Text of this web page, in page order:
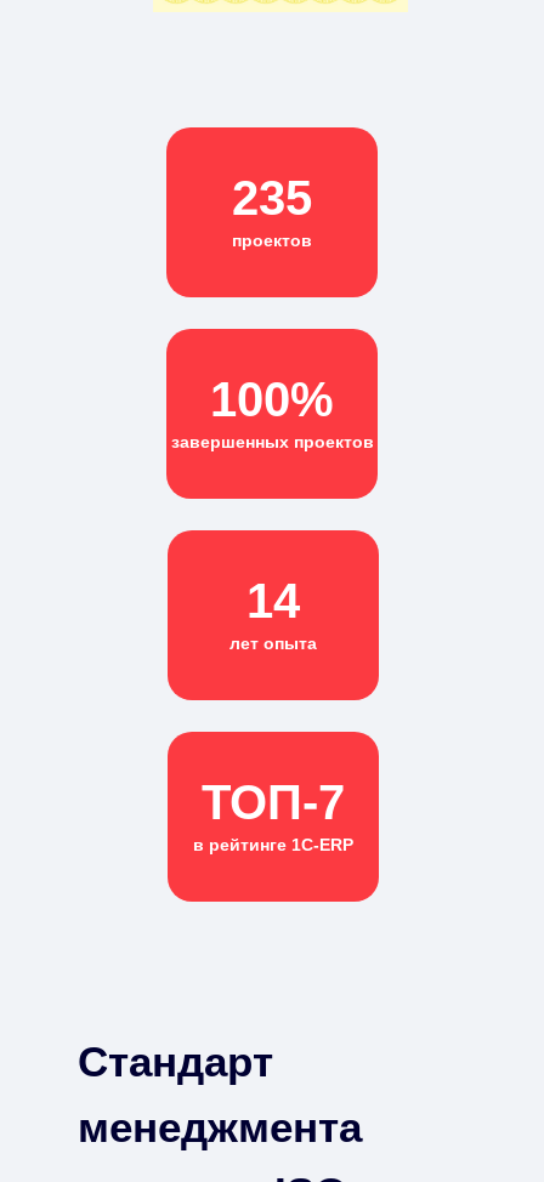
проектов
235
завершенных проектов
100%
ТОП-7
в рейтинге 1С-ERP
лет опыта
14
Стандарт
менеджмента